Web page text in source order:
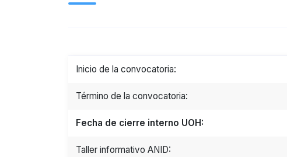
Inicio de la convocatoria:
Término de la convocatoria:
Fecha de cierre interno UOH:
Taller informativo ANID: